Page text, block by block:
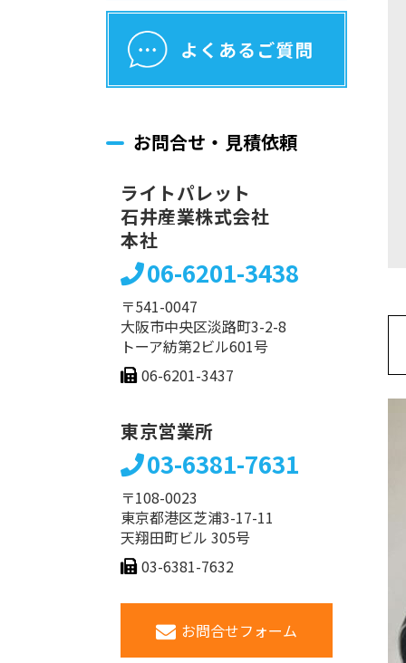
お問合せ・見積依頼
ライトパレット
石井産業株式会社
本社
06-6201-3438
〒541-0047
大阪市中央区淡路町3-2-8
トーア紡第2ビル601号
06-6201-3437
東京営業所
03-6381-7631
〒108-0023
東京都港区芝浦3-17-11
天翔田町ビル 305号
03-6381-7632
お問合せフォーム